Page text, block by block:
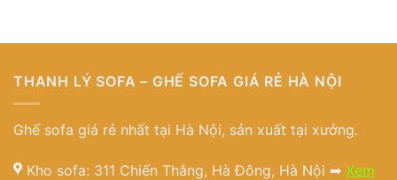
THANH LÝ SOFA – GHẾ SOFA GIÁ RẺ HÀ NỘI
Ghế sofa giá rẻ nhất tại Hà Nội, sản xuất tại xưởng.
Kho sofa: 311 Chiến Thắng, Hà Đông, Hà Nội ➡ Xem